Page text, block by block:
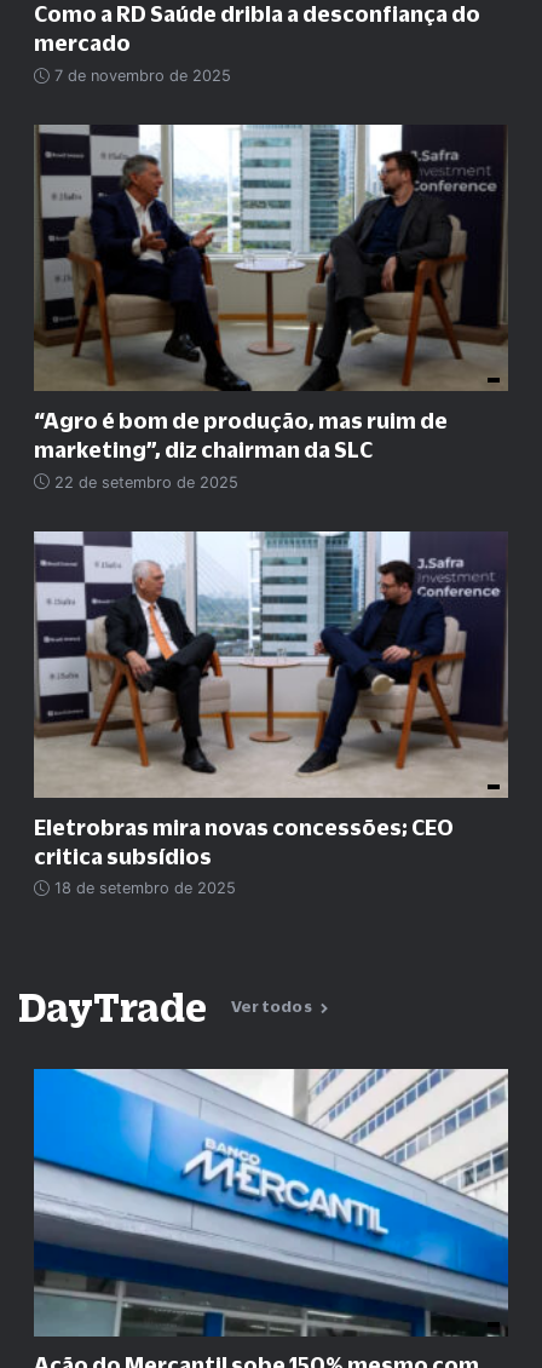
Como a RD Saúde dribla a desconfiança do
mercado
7 de novembro de 2025
“Agro é bom de produção, mas ruim de
marketing”, diz chairman da SLC
22 de setembro de 2025
Eletrobras mira novas concessões; CEO
critica subsídios
18 de setembro de 2025
DayTrade Ver todos